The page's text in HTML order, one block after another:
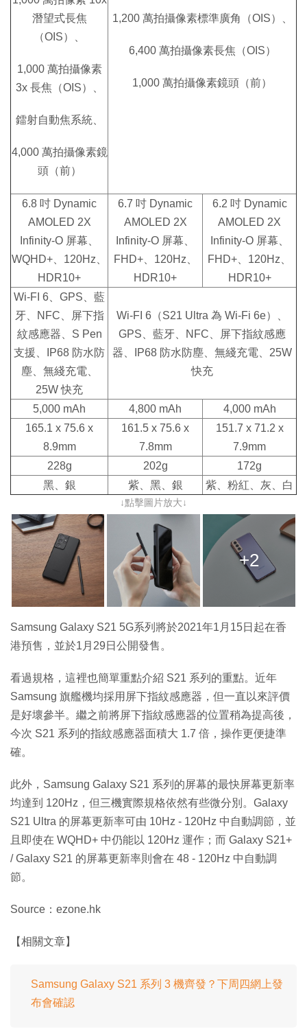
潛望式長焦
（OIS）、
1,000 萬拍攝像素
3x 長焦（OIS）、
鐳射自動焦系統、
4,000 萬拍攝像素鏡
頭（前）
1,200 萬拍攝像素標準廣角（OIS）、
6,400 萬拍攝像素長焦（OIS）
1,000 萬拍攝像素鏡頭（前）
6.8 吋 Dynamic
AMOLED 2X
Infinity-O 屏幕、
WQHD+、120Hz、
HDR10+
6.7 吋 Dynamic
AMOLED 2X
Infinity-O 屏幕、
FHD+、120Hz、
HDR10+
6.2 吋 Dynamic
AMOLED 2X
Infinity-O 屏幕、
FHD+、120Hz、
HDR10+
Wi-FI 6、GPS、藍
牙、NFC、屏下指
紋感應器、S Pen
支援、IP68 防水防
塵、無綫充電、
25W 快充
Wi-FI 6（S21 Ultra 為 Wi-Fi 6e）、
GPS、藍牙、NFC、屏下指紋感應
器、IP68 防水防塵、無綫充電、25W
快充
5,000 mAh 4,800 mAh
4,000 mAh
165.1 x 75.6 x
8.9mm
161.5 x 75.6 x
7.8mm
151.7 x 71.2 x
7.9mm
228g
202g
172g
黑、銀
紫、黑、銀 紫、粉紅、灰、白
↓點擊圖片放大↓
+2
Samsung Galaxy S21 5G系列將於2021年1月15日起在香
港預售，並於1月29日公開發售。
看過規格，這裡也簡單重點介紹 S21 系列的重點。近年
Samsung 旗艦機均採用屏下指紋感應器，但一直以來評價
是好壞參半。繼之前將屏下指紋感應器的位置稍為提高後，
今次 S21 系列的指紋感應器面積大 1.7 倍，操作更便捷準
確。
此外，Samsung Galaxy S21 系列的屏幕的最快屏幕更新率
均達到 120Hz，但三機實際規格依然有些微分別。Galaxy
S21 Ultra 的屏幕更新率可由 10Hz - 120Hz 中自動調節，並
且即使在 WQHD+ 中仍能以 120Hz 運作；而 Galaxy S21+
/ Galaxy S21 的屏幕更新率則會在 48 - 120Hz 中自動調
節。
Source：ezone.hk
【相關文章】
Samsung Galaxy S21 系列 3 機齊發？下周四網上發
布會確認